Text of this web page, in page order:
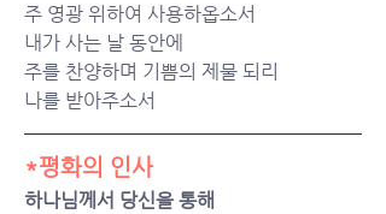
주 영광 위하여 사용하옵소서
내가 사는 날 동안에
주를 찬양하며 기쁨의 제물 되리
나를 받아주소서
*평화의 인사
하나님께서 당신을 통해